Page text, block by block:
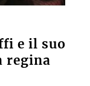
e il suo
regina